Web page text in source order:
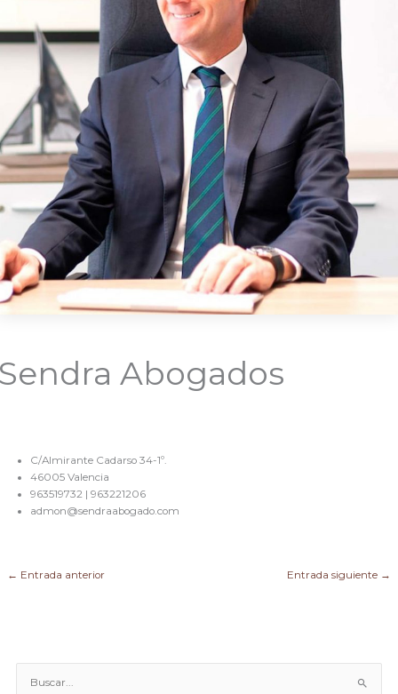
Abogados
C/Almirante Cadarso 34-1º.
46005 Valencia
963519732 | 963221206
admon@sendraabogado.com
← Entrada anterior Entrada siguiente →